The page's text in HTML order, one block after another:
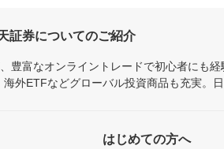
証券についてのご紹介
豊富なオンライントレードで初心者にも
外ETFなどグローバル投資商品も充実。
はじめての方へ